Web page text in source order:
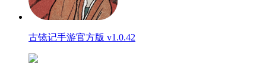
古镜记手游官方版 v1.0.42